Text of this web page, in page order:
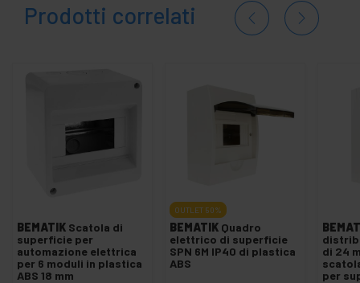
Prodotti correlati
BEMATIK Scatola di
superficie per
automazione elettrica
per 6 moduli in plastica
ABS 18 mm
OUTLET 50%
BEMATIK Quadro
elettrico di superficie
SPN 6M IP40 di plastica
ABS
di 24
per